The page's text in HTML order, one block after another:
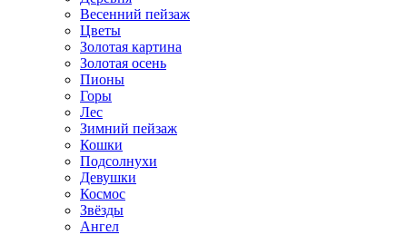
Весенний пейзаж
Цветы
Золотая картина
Золотая осень
Пионы
Горы
Лес
Зимний пейзаж
Кошки
Подсолнухи
Девушки
Космос
Звёзды
Ангел